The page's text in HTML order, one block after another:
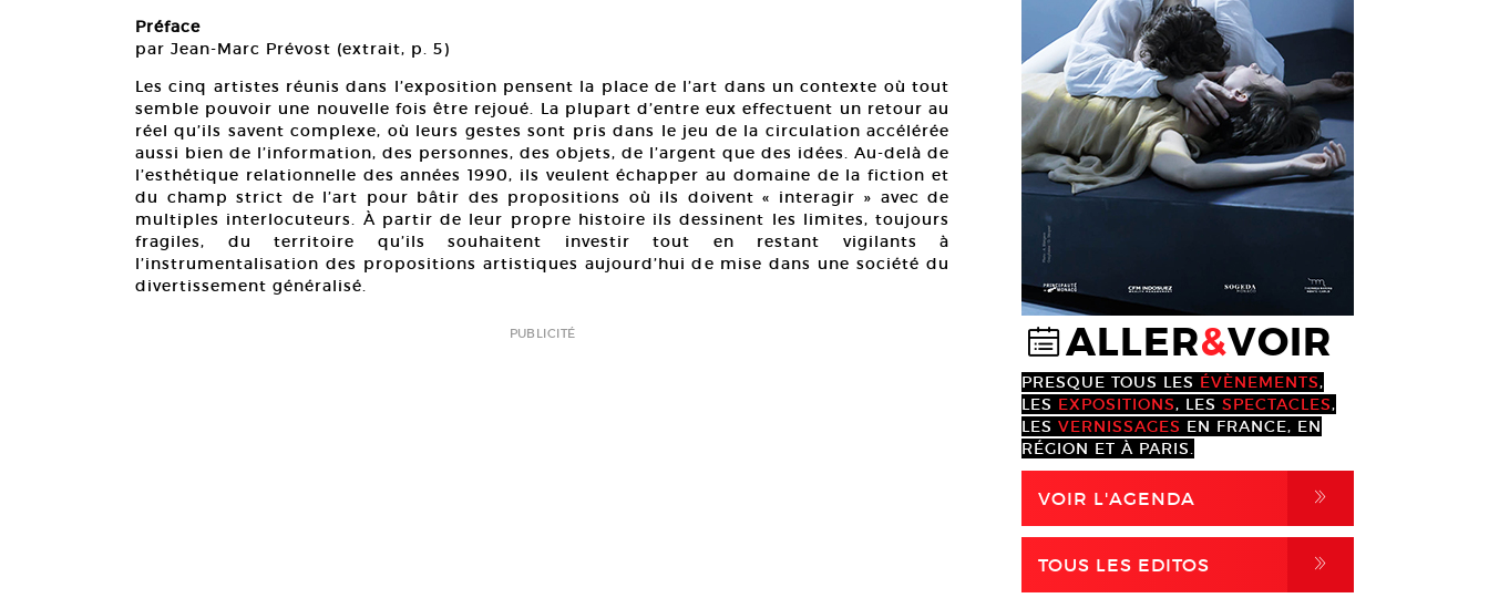
Préface
par Jean-Marc Prévost (extrait, p. 5)
Les cinq artistes réunis dans l’exposition pensent la place de l’art dans un contexte où tout
semble pouvoir une nouvelle fois être rejoué. La plupart d’entre eux effectuent un retour au
réel qu’ils savent complexe, où leurs gestes sont pris dans le jeu de la circulation accélérée
aussi bien de l’information, des personnes, des objets, de l’argent que des idées. Au-delà de
l’esthétique relationnelle des années 1990, ils veulent échapper au domaine de la fiction et
du champ strict de l’art pour bâtir des propositions où ils doivent « interagir » avec de
multiples interlocuteurs. À partir de leur propre histoire ils dessinent les limites, toujours
fragiles, du territoire qu’ils souhaitent investir tout en restant vigilants à
l’instrumentalisation des propositions artistiques aujourd’hui de mise dans une société du
divertissement généralisé.
PUBLICITÉ @ALLER&VOIR
PRESQUE TOUS LES ÉVÈNEMENTS,
LES EXPOSITIONS, LES SPECTACLES,
LES VERNISSAGES EN FRANCE, EN
RÉGION ET À PARIS.
VOIR L'AGENDA ,
TOUS LES EDITOS ,